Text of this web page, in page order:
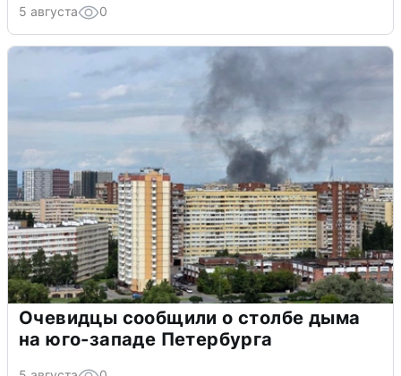
5 августа 0
Очевидцы сообщили о столбе дыма
на юго-западе Петербурга